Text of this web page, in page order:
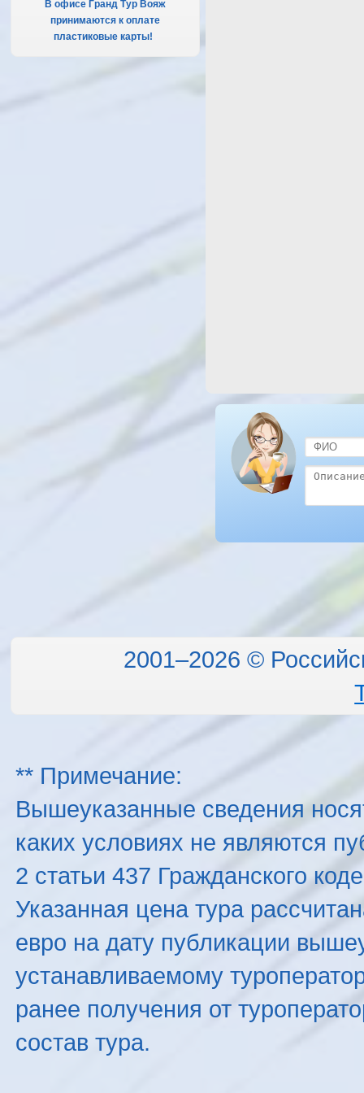
В офисе Гранд Тур Вояж
принимаются к оплате
пластиковые карты!
2001–2026 ©
** Примечание:
Вышеуказанные сведения
каких условиях не являются
2 статьи 437 Гражданского
Указанная цена тура
евро на дату публикации
устанавливаемому
ранее получения от
состав тура.